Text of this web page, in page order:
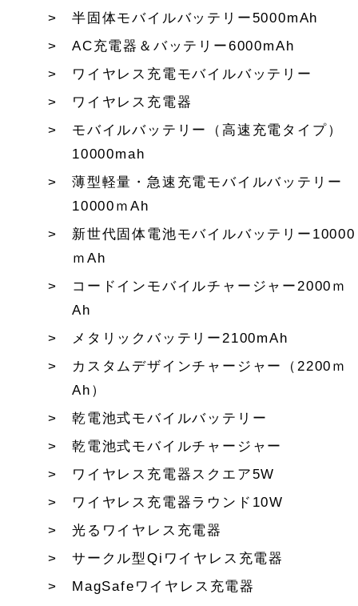
半固体モバイルバッテリー5000mAh
AC充電器＆バッテリー6000mAh
ワイヤレス充電モバイルバッテリー
ワイヤレス充電器
モバイルバッテリー（高速充電タイプ）
10000mah
薄型軽量・急速充電モバイルバッテリー
10000ｍAh
新世代固体電池モバイルバッテリー10000
ｍAh
コードインモバイルチャージャー2000ｍ
Ah
メタリックバッテリー2100mAh
カスタムデザインチャージャー（2200ｍ
Ah）
乾電池式モバイルバッテリー
乾電池式モバイルチャージャー
ワイヤレス充電器スクエア5W
ワイヤレス充電器ラウンド10W
光るワイヤレス充電器
サークル型Qiワイヤレス充電器
MagSafeワイヤレス充電器